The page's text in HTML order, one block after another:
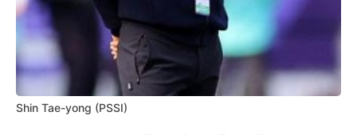
Shin Tae-yong (PSSI)